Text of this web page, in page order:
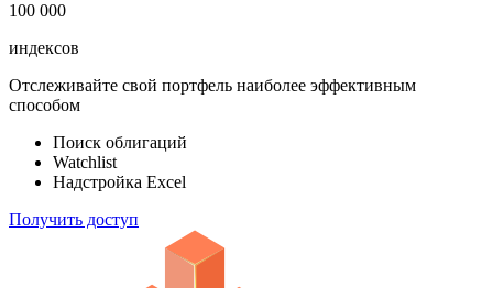
100 000
индексов
Отслеживайте свой портфель наиболее эффективным
способом
Поиск облигаций
Watchlist
Надстройка Excel
Получить доступ